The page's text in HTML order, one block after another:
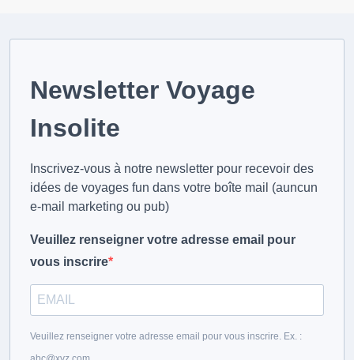
Newsletter Voyage
Insolite
Inscrivez-vous à notre newsletter pour recevoir des
idées de voyages fun dans votre boîte mail (auncun
e-mail marketing ou pub)
Veuillez renseigner votre adresse email pour
vous inscrire
Veuillez renseigner votre adresse email pour vous inscrire. Ex. :